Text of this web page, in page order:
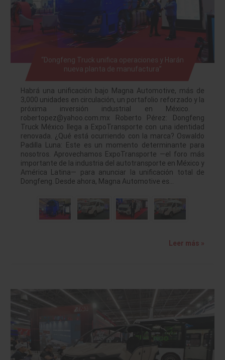
“Dongfeng Truck unifica operaciones y Harán
nueva planta de manufactura”
Habrá una unificación bajo Magna Automotive, más de
3,000 unidades en circulación, un portafolio reforzado y la
próxima inversión industrial en México.
robertopez@yahoo.com.mx Roberto Pérez: Dongfeng
Truck México llega a ExpoTransporte con una identidad
renovada. ¿Qué está ocurriendo con la marca? Oswaldo
Padilla Luna: Este es un momento determinante para
nosotros. Aprovechamos ExpoTransporte —el foro más
importante de la industria del autotransporte en México y
América Latina— para anunciar la unificación total de
Dongfeng. Desde ahora, Magna Automotive es…
Leer más »